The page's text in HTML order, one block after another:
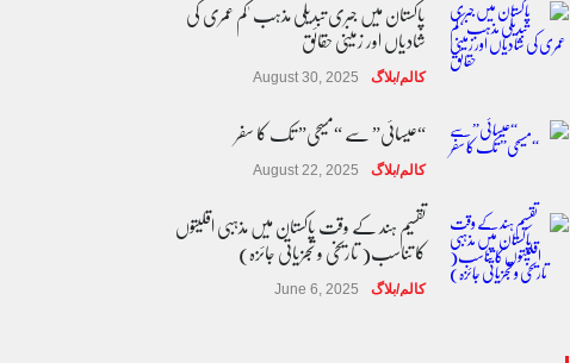
پاکستان میں جبری تبدیلی مذہب 'کم عمری کی
شادیاں اور زمینی حقائق
کالم/بلاگ August 30, 2025
“عیسائی” سے “مسیحی” تک کا سفر
کالم/بلاگ August 22, 2025
تقسیم ہند کے وقت پاکستان میں مذہبی اقلیتوں
کا تناسب( تاریخی و تجزیاتی جائزہ)
کالم/بلاگ June 6, 2025